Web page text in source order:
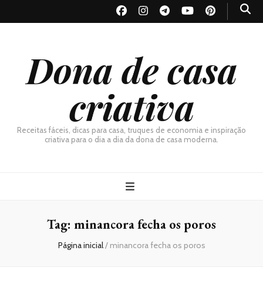
Dona de casa
criativa
Receitas fáceis, dicas para casa, truques de economia e inspiração
criativa para o dia a dia da dona de casa moderna.
Tag: minancora fecha os poros
Página inicial/ minancora fecha os poros